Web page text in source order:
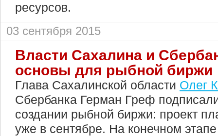
ресурсов.
03 сентября 2015
Власти Сахалина и
основы для рыбной биржи
Глава Сахалинской области Олег
Сбербанка Герман Греф
создании рыбной биржи: проект
уже в сентябре. На конечном